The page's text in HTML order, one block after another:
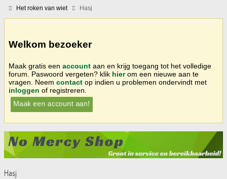
Het roken van wiet
Hasj
Welkom bezoeker
Maak gratis een account aan en krijg toegang tot het volledige
forum. Paswoord vergeten? klik hierom een nieuwe aan te
vragen. Neem contact op indien u problemen ondervindt met
inloggen of registreren.
Maak een account aan!
Hasj